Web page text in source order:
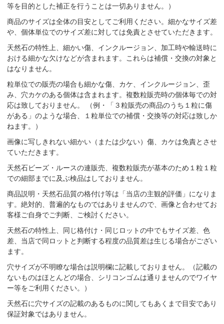
等を目的とした補正を行うことは一切ありません。）
商品のサイズは全体の目安としてご利用ください。細かなサイズ差
や、個体単位でのサイズ差に対しては免責とさせていただきます。
天然石の特性上、細かい傷、インクルージョン、加工時や輸送時に
おける細かな欠けなどが含まれます。これらは補償・交換の対象と
はなりません。
粒単位での販売の場合も細かな傷、カケ、インクルージョン、歪
み、穴カケのある個体は含まれます。複数粒販売時の個体毎での対
応は致しておりません。 （例・「３粒販売の商品のうち１粒に傷
がある」のような場合、１粒単位での補償・交換等の対応は致しか
ねます。）
画像に写しきれない細かい（または少ない）傷、カケは免責とさせ
ていただきます。
天然石ビーズ・ルースの連販売、複数粒販売が基本のため１粒１粒
での細部までに及ぶ検品はしておりません。
商品説明・天然石品質の格付け等は「当店の主観的評価」になりま
す。絶対的、普遍的なものではありませんので、画像と合わせてお
客様ご自身でご判断、ご検討ください。
天然石の特性上、同じ格付け・同じロットの中でもサイズ差、色
差、当店で同ロットと判断する程度の品質差は生じる場合がござい
ます。
穴サイズが不明瞭な場合は説明欄に記載しておりません。（記載の
ないものはほとんどの場合、シリコンゴムは通りませんのでワイヤ
ー等をご利用ください。）
天然石に穴サイズの記載のあるものに関してもあくまで目安であり
保証対象ではありません。